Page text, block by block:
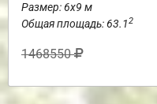
Размер: 6х9 м
Общая площадь: 63.12
1468550